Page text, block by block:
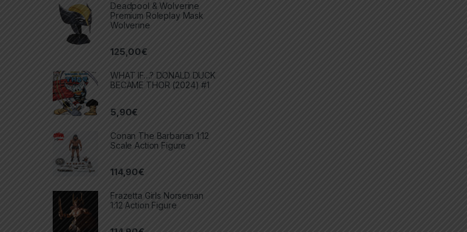
Deadpool & Wolverine
Premium Roleplay Mask
Wolverine
125,00€
WHAT IF…? DONALD DUCK
BECAME THOR (2024) #1
5,90€
Conan The Barbarian 1:12
Scale Action Figure
114,90€
Frazetta Girls Norseman
1:12 Action Figure